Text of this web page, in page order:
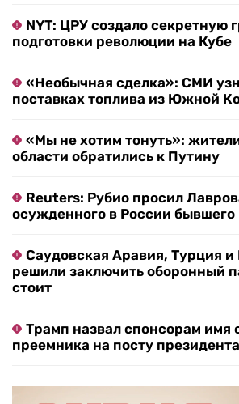
NYT: ЦРУ создало секретную
подготовки революции на Кубе
«Необычная сделка»: СМИ
поставках топлива из Южной
«Мы не хотим тонуть»:
области обратились к Путину
Reuters: Рубио просил
осужденного в России
Саудовская Аравия, Турция и
решили заключить оборонный
стоит
Трамп назвал спонсорам имя
преемника на посту